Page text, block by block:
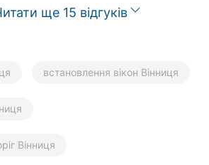
ще 15 відгуків
встановлення вікон Вінниця
Вінниця